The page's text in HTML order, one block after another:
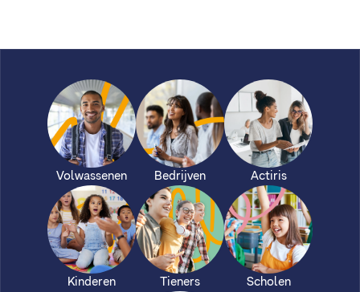
Volwassenen Bedrijven Actiris
Kinderen Tieners Scholen